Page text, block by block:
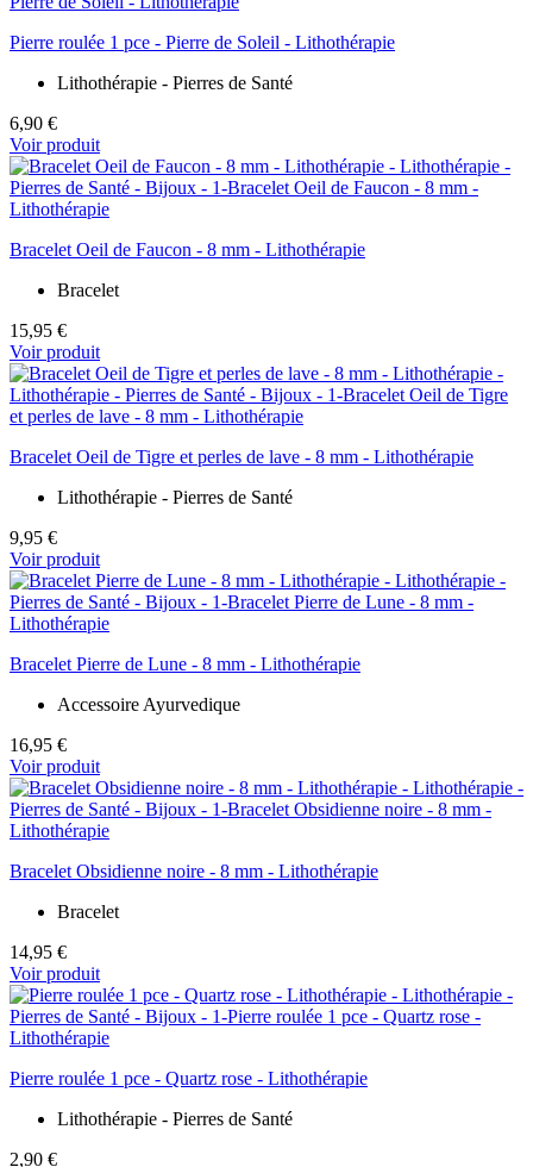
Pierre roulée 1 pce - Pierre de Soleil - Lithothérapie
Lithothérapie - Pierres de Santé
6,90 €
Voir produit
Bracelet Oeil de Faucon - 8 mm - Lithothérapie
Bracelet
15,95 €
Voir produit
Bracelet Oeil de Tigre et perles de lave - 8 mm - Lithothérapie
Lithothérapie - Pierres de Santé
9,95 €
Voir produit
Bracelet Pierre de Lune - 8 mm - Lithothérapie
Accessoire Ayurvedique
16,95 €
Voir produit
Bracelet Obsidienne noire - 8 mm - Lithothérapie
Bracelet
14,95 €
Voir produit
Pierre roulée 1 pce - Quartz rose - Lithothérapie
Lithothérapie - Pierres de Santé
2,90 €